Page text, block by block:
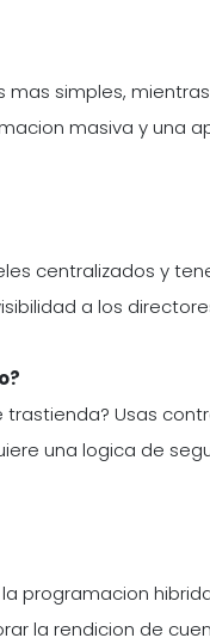
simples,
masiva y una
centralizados y
a los
Usas
una logica de
programacion
la rendicion de